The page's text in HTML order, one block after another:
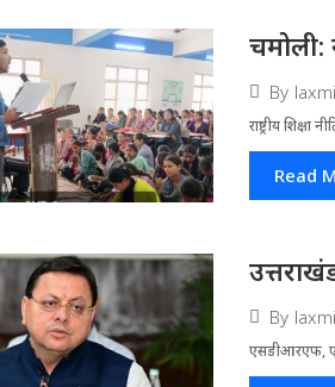
चमोली:
By
राष्ट्रीय शिक्षा
Read
By
एसडीआरएफ,